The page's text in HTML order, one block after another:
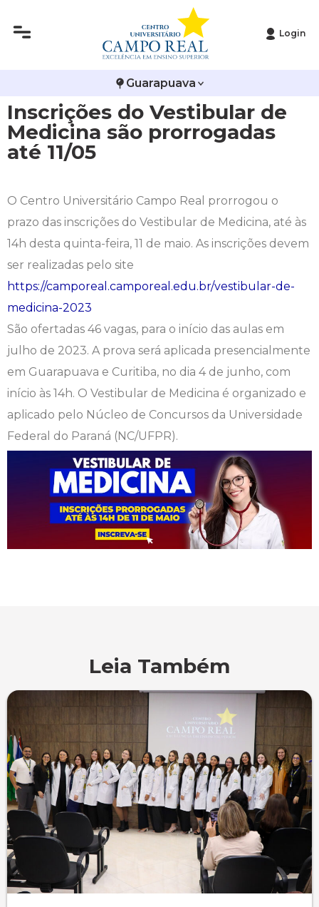
Login
Guarapuava
Inscrições do Vestibular de
Medicina são prorrogadas
até 11/05
O Centro Universitário Campo Real prorrogou o
prazo das inscrições do Vestibular de Medicina, até às
14h desta quinta-feira, 11 de maio. As inscrições devem
ser realizadas pelo site
https://camporeal.camporeal.edu.br/vestibular-de-
medicina-2023
São ofertadas 46 vagas, para o início das aulas em
julho de 2023. A prova será aplicada presencialmente
em Guarapuava e Curitiba, no dia 4 de junho, com
início às 14h. O Vestibular de Medicina é organizado e
aplicado pelo Núcleo de Concursos da Universidade
Federal do Paraná (NC/UFPR).
Leia Também
Infraestrutura
Editais
Publicações Institucionais
Arquitetura e Urbanismo
Biomedicina
Ciências Contábeis
Direito
Enfermagem
Engenharia Agronômica
Engenharia Civil
Engenharia de Software
Engenharia Elétrica
Engenharia Mecânica
Farmácia
Fisioterapia
Medicina
Publicidade e Propaganda
Vestibular de Inverno
Vestibular de Medicina
2ª Via de Boleto
Atestado de Matrícula
Atividades Complementares e Sociais
Biblioteca
Calendário Acadêmico
Calendário de Provas
Carteirinha de Estudante
Central de Estágios - TCC
Ensalamento
Horário de Aulas
Manual do Acadêmico
Manual de Formatura
Manual de Trabalhos Acadêmicos
Minha Biblioteca
Segunda Chamada
Seguro Escolar
Sapien
Simulado Preparatório
Avalie a Campo Real
Bolsas e Incentivos
CPA
COLAP
Comissão de Ética no Uso de Animais
Comitê de Ética em Pesquisa
Diploma Digital
Educação em Direitos Humanos
Editais
Extensão
Infocampo
Intercampo
Logos Campo Real
NAPP e NAPC
Publicações Científicas
Revistas Campo Real
WhatsApp Campo Real